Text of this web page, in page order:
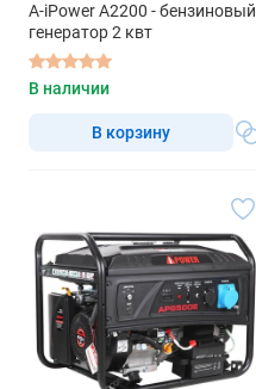
A-iPower A2200 - бензиновый
генератор 2 квт
В наличии
В корзину